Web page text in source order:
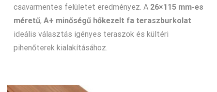
csavarmentes felületet eredményez. A 26×115 mm-es
méretű, A+ minőségű hőkezelt fa teraszburkolat
ideális választás igényes teraszok és kültéri
pihenőterek kialakításához.